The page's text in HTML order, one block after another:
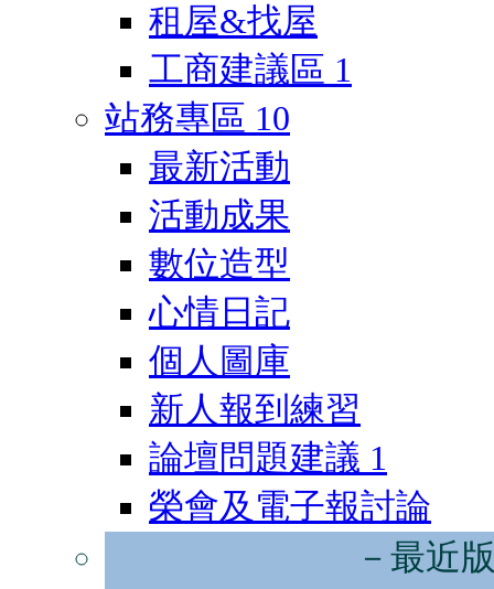
租屋&找屋
工商建議區 1
站務專區 10
最新活動
活動成果
數位造型
心情日記
個人圖庫
新人報到練習
論壇問題建議 1
榮會及電子報討論
－最近